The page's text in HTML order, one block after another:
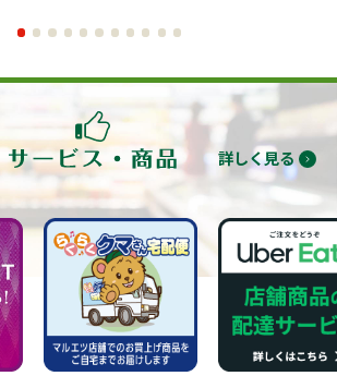
詳しく見る